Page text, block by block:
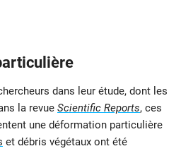
dans leur étude, dont les
la revue Scientific Reports, ces
une déformation particulière
et débris végétaux ont été